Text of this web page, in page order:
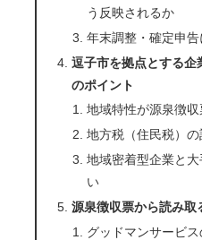
う反映されるか
年末調整・確定申
逗子市を拠点とする企
のポイント
地域特性が源泉徴
地方税（住民税）
地域密着型企業と
い
源泉徴収票から読み取
グッドマンサービ